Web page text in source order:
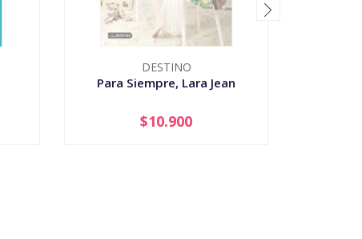
DESTINO
Para Siempre, Lara Jean
AGOTADO
$10.900